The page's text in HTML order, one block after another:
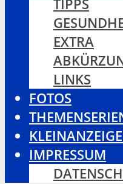
TIPPS
EXTRA
LINKS
FOTOS
IMPRESSUM